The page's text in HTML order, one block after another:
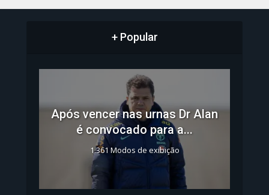
+ Popular
Após vencer nas urnas Dr Alan
é convocado para a...
1.361 Modos de exibição